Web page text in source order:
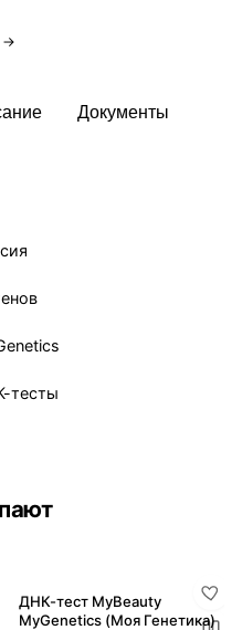
→
Документы
тесты
ДНК-тест MyBeauty
MyGenetics (Моя Генетика)